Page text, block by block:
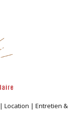
Location | Entretien &